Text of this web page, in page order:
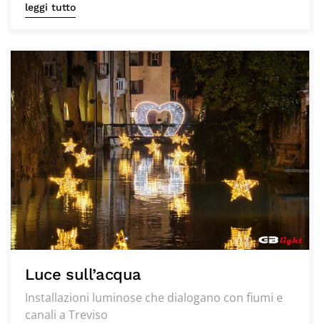
leggi tutto
Luce sull’acqua
Installazioni luminose che dialogano con fiumi e
canali a Treviso